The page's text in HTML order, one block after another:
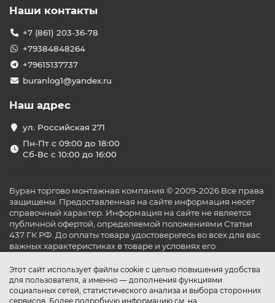
Этот сайт использует файлы cookie с целью повышения удобства
для пользователя, а именно — дополнения функциями
социальных сетей, статистического анализа и выбора сторонних
сервисов. Более подробную информацию см. на
Наши контакты
+7 (861) 203-36-78
+79384848264
+79615137737
buranlog1@yandex.ru
Наш адрес
ул. Российская 271
Пн-Пт с 09:00 до 18:00
Сб-Вс с 10:00 до 16:00
Буран торгово монтажная компания © 2009-2026 Все права
защищены. Предоставленная на сайте информация несёт
справочный характер. Информация на сайте не является
публичной офертой, определяемой положениями Статьи
437 ГК РФ. До оплаты товара удостоверьтесь во всех для вас
важных характеристиках в товаре и условиях его